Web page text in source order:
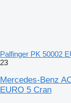
Palfinger PK 50002
23
Mercedes-Benz
EURO 5 Cran